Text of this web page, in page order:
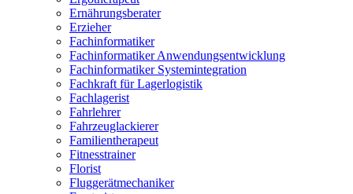
Ernährungsberater
Erzieher
Fachinformatiker
Fachinformatiker Anwendungsentwicklung
Fachinformatiker Systemintegration
Fachkraft für Lagerlogistik
Fachlagerist
Fahrlehrer
Fahrzeuglackierer
Familientherapeut
Fitnesstrainer
Florist
Fluggerätmechaniker